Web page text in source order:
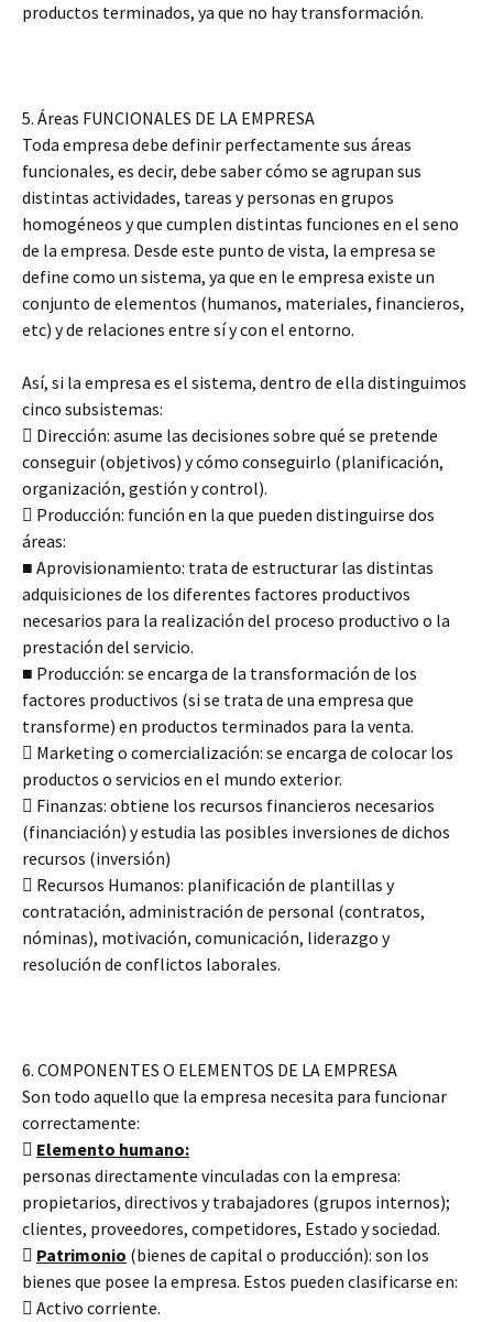
productos terminados, ya que no hay transformación.
5. Áreas FUNCIONALES DE LA EMPRESA
Toda empresa debe definir perfectamente sus áreas
funcionales, es decir, debe saber cómo se agrupan sus
distintas actividades, tareas y personas en grupos
homogéneos y que cumplen distintas funciones en el seno
de la empresa. Desde este punto de vista, la empresa se
define como un sistema, ya que en le empresa existe un
conjunto de elementos (humanos, materiales, financieros,
etc) y de relaciones entre sí y con el entorno.
Así, si la empresa es el sistema, dentro de ella distinguimos
cinco subsistemas:
 Dirección: asume las decisiones sobre qué se pretende
conseguir (objetivos) y cómo conseguirlo (planificación,
organización, gestión y control).
 Producción: función en la que pueden distinguirse dos
áreas:
■ Aprovisionamiento: trata de estructurar las distintas
adquisiciones de los diferentes factores productivos
necesarios para la realización del proceso productivo o la
prestación del servicio.
■ Producción: se encarga de la transformación de los
factores productivos (si se trata de una empresa que
transforme) en productos terminados para la venta.
 Marketing o comercialización: se encarga de colocar los
productos o servicios en el mundo exterior.
 Finanzas: obtiene los recursos financieros necesarios
(financiación) y estudia las posibles inversiones de dichos
recursos (inversión)
 Recursos Humanos: planificación de plantillas y
contratación, administración de personal (contratos,
nóminas), motivación, comunicación, liderazgo y
resolución de conflictos laborales.
6. COMPONENTES O ELEMENTOS DE LA EMPRESA
Son todo aquello que la empresa necesita para funcionar
correctamente:
 Elemento humano:
personas directamente vinculadas con la empresa:
propietarios, directivos y trabajadores (grupos internos);
clientes, proveedores, competidores, Estado y sociedad.
 Patrimonio (bienes de capital o producción): son los
bienes que posee la empresa. Estos pueden clasificarse en:
 Activo corriente.